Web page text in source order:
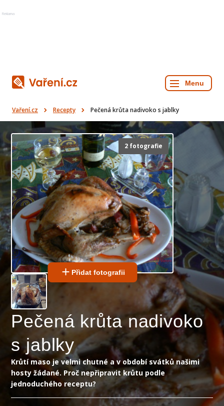
Reklama
Vaření.cz Recepty Pečená krůta nadivoko s jablky
2 fotografie
Přidat fotografii
Pečená krůta nadivoko
s jablky
Krůtí maso je velmi chutné a v období svátků našimi
hosty žádané. Proč nepřipravit krůtu podle
jednoduchého receptu?